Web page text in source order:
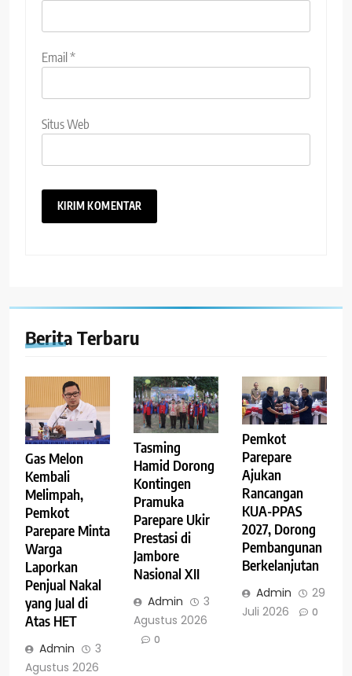
Email*
Situs Web
Berita Terbaru
Gas Melon
Kembali
Melimpah,
Pemkot
Parepare Minta
Warga
Laporkan
Penjual Nakal
yang Jual di
Atas HET
Admin
3
Agustus 2026
Tasming
Hamid Dorong
Kontingen
Pramuka
Parepare Ukir
Prestasi di
Jambore
Nasional XII
Admin
3
Agustus 2026
0
Pemkot
Parepare
Ajukan
Rancangan
KUA-PPAS
2027, Dorong
Pembangunan
Berkelanjutan
Admin
29
Juli 2026
0